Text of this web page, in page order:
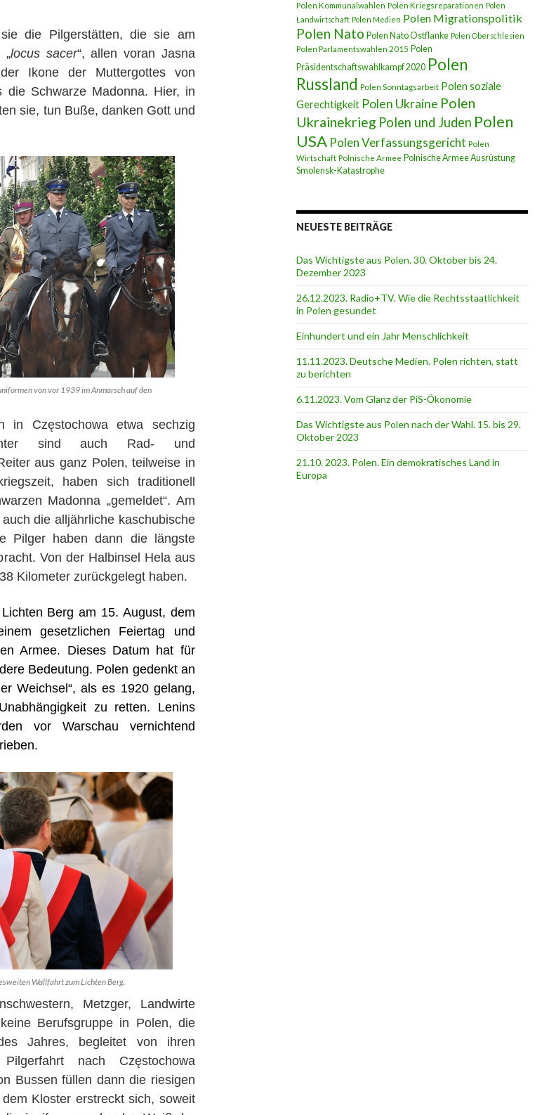
die Pilgerstätten, die sie am
„locus sacer“, allen voran Jasna
Ikone der Muttergottes von
die Schwarze Madonna. Hier, in
sie, tun Buße, danken Gott und
von vor 1939 im Anmarsch auf den
in Częstochowa etwa sechzig
sind auch Rad- und
aus ganz Polen, teilweise in
haben sich traditionell
Madonna „gemeldet“. Am
die alljährliche kaschubische
Pilger haben dann die ängste
Von der Halbinsel Hela aus
Kilometer zurückgelegt haben.
Berg am 15. August, dem
gesetzlichen Feiertag und
Armee. Dieses Datum hat für
Bedeutung. Polen gedenkt an
Weichsel“, als es 1920 gelang,
zu retten. Lenins
vor Warschau vernichtend
Wallfahrt zum Lichten Berg.
Metzger, Landwirte
Berufsgruppe in Polen, die
Jahres, begleitet von ihren
nach Częstochowa
Bussen fü llen dann die riesigen
Kloster erstreckt sich, soweit
Polen Kommunalwahlen Polen Kriegsreparationen Polen
Landwirtschaft Polen Medien Polen Migrationspolitik
Polen Nato Polen Nato Ostflanke Polen Oberschlesien
Polen Parlamentswahlen 2015 Polen
Präsidentschaftswahlkampf 2020 Polen
Russland Polen Sonntagsarbeit Polen soziale
Gerechtigkeit Polen Ukraine Polen
Ukrainekrieg Polen und Juden Polen
USA Polen Verfassungsgericht Polen
Wirtschaft Polnische Armee Polnische Armee Ausrüstung
Smolensk-Katastrophe
NEUESTE BEITRÄGE
Das Wichtigste aus Polen. 30. Oktober bis 24.
Dezember 2023
26.12.2023. Radio+TV. Wie die Rechtsstaatlichkeit
in Polen gesundet
Einhundert und ein Jahr Menschlichkeit
11.11.2023. Deutsche Medien. Polen richten, statt
zu berichten
6.11.2023. Vom Glanz der PiS-Ӧkonomie
Das Wichtigste aus Polen nach der Wahl. 15. bis 29.
Oktober 2023
21.10. 2023. Polen. Ein demokratisches Land in
Europa